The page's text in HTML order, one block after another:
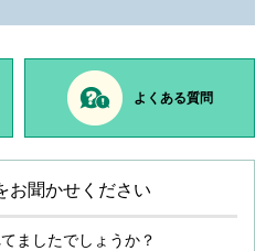
よくある質問
お聞かせください
ましたでしょうか？